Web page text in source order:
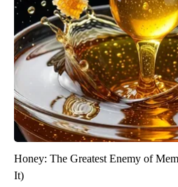
Honey: The Greatest Enemy of
It)